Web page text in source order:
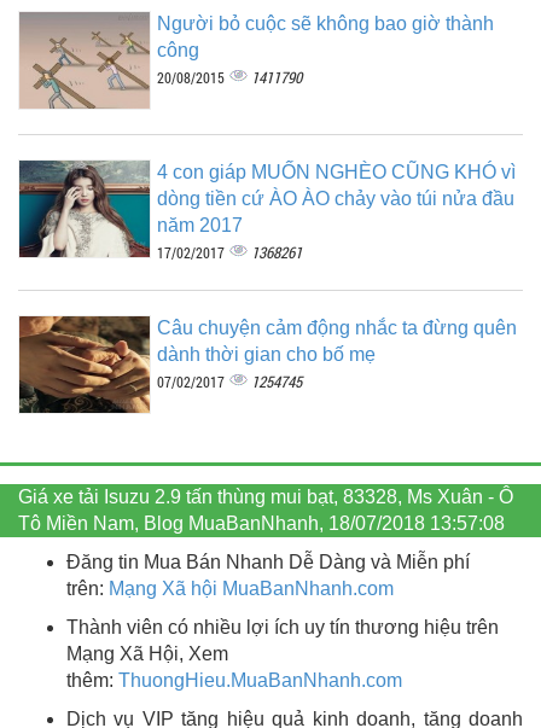
Người bỏ cuộc sẽ không bao giờ thành
công
20/08/2015 1411790
4 con giáp MUỐN NGHÈO CŨNG KHÓ vì
dòng tiền cứ ÀO ÀO chảy vào túi nửa đầu
năm 2017
17/02/2017 1368261
Câu chuyện cảm động nhắc ta đừng quên
dành thời gian cho bố mẹ
07/02/2017 1254745
Giá xe tải Isuzu 2.9 tấn thùng mui bạt, 83328, Ms Xuân - Ô
Tô Miền Nam, Blog MuaBanNhanh, 18/07/2018 13:57:08
Đăng tin Mua Bán Nhanh Dễ Dàng và Miễn phí
trên: Mạng Xã hội MuaBanNhanh.com
Thành viên có nhiều lợi ích uy tín thương hiệu trên
Mạng Xã Hội, Xem
thêm: ThuongHieu.MuaBanNhanh.com
Dịch vụ VIP tăng hiệu quả kinh doanh, tăng doanh